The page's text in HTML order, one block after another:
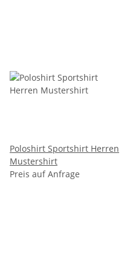
Poloshirt Sportshirt Herren
Mustershirt
Preis auf Anfrage